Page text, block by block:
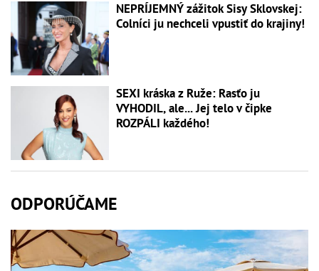
NEPRÍJEMNÝ zážitok Sisy Sklovskej:
Colníci ju nechceli vpustiť do krajiny!
SEXI kráska z Ruže: Rasťo ju
VYHODIL, ale... Jej telo v čipke
ROZPÁLI každého!
ODPORÚČAME